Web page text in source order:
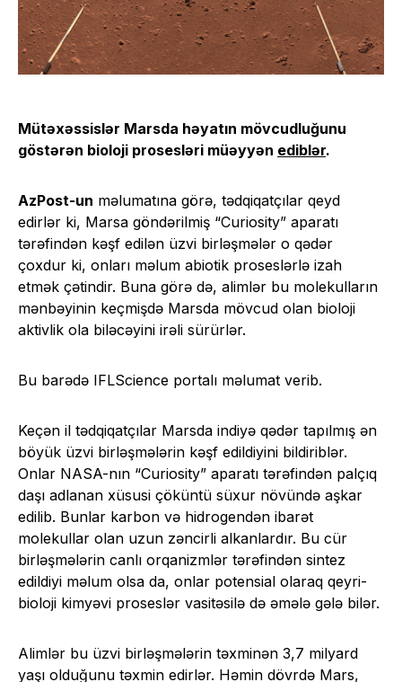
Mütəxəssislər Marsda həyatın mövcudluğunu
göstərən bioloji prosesləri müəyyən ediblər.
AzPost-un məlumatına görə, tədqiqatçılar qeyd
edirlər ki, Marsa göndərilmiş “Curiosity” aparatı
tərəfindən kəşf edilən üzvi birləşmələr o qədər
çoxdur ki, onları məlum abiotik proseslərlə izah
etmək çətindir. Buna görə də, alimlər bu molekulların
mənbəyinin keçmişdə Marsda mövcud olan bioloji
aktivlik ola biləcəyini irəli sürürlər.
Bu barədə IFLScience portalı məlumat verib.
Keçən il tədqiqatçılar Marsda indiyə qədər tapılmış ən
böyük üzvi birləşmələrin kəşf edildiyini bildiriblər.
Onlar NASA-nın “Curiosity” aparatı tərəfindən palçıq
daşı adlanan xüsusi çöküntü süxur növündə aşkar
edilib. Bunlar karbon və hidrogendən ibarət
molekullar olan uzun zəncirli alkanlardır. Bu cür
birləşmələrin canlı orqanizmlər tərəfindən sintez
edildiyi məlum olsa da, onlar potensial olaraq qeyri-
bioloji kimyəvi proseslər vasitəsilə də əmələ gələ bilər.
Alimlər bu üzvi birləşmələrin təxminən 3,7 milyard
yaşı olduğunu təxmin edirlər. Həmin dövrdə Mars,